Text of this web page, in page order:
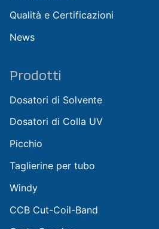
Qualità e Certificazioni
News
Prodotti
Dosatori di Solvente
Dosatori di Colla UV
Picchio
Taglierine per tubo
Windy
CCB Cut-Coil-Band